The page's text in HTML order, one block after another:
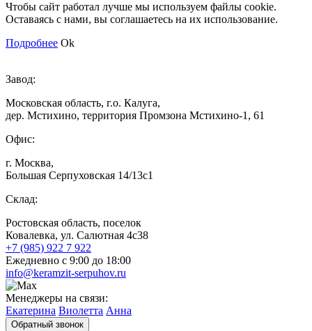
Чтобы сайт работал лучше мы используем файлы cookie.
Оставаясь с нами, вы соглашаетесь на их использование.
Подробнее Ok
Завод:
Московская область, г.о. Калуга,
дер. Мстихино, территория Промзона Мстихино-1, 61
Офис:
г. Москва,
Большая Серпуховская 14/13с1
Склад:
Ростовская область, поселок
Ковалевка, ул. Салютная 4с38
+7 (985) 922 7 922
Ежедневно с 9:00 до 18:00
info@keramzit-serpuhov.ru
Менеджеры на связи:
Екатерина Виолетта Анна
Обратный звонок